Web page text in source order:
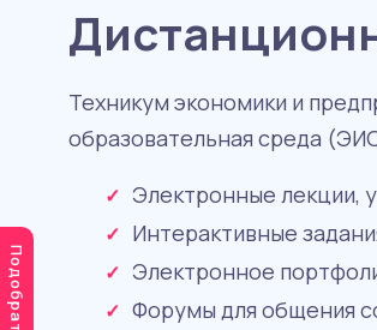
Техникум экономики и
образовательная среда
Электронные лекции,
Интерактивные
Электронное
Форумы для общения